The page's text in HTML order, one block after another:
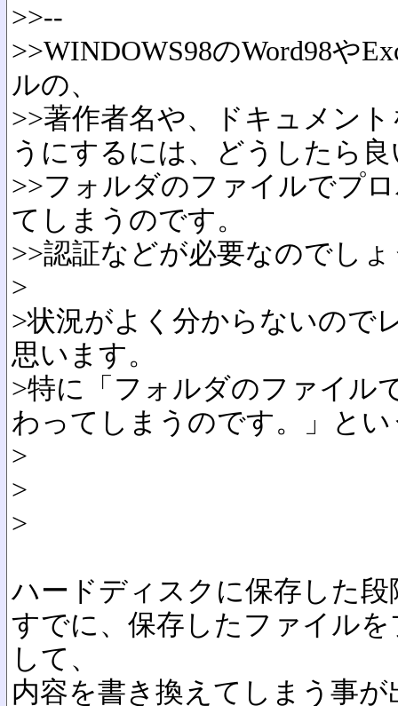
>>--
>>WINDOWS98のWord98や
ルの、
>>著作者名や、ドキュメン
うにするには、どうしたら
>>フォルダのファイルでプ
てしまうのです。
>>認証などが必要なのでし
>
>状況がよく分からないので
思います。
>特に「フォルダのファイル
わってしまうのです。」とい
>
>
>
ハードディスクに保存した段
すでに、保存したファイル
して、
内容を書き換えてしまう事